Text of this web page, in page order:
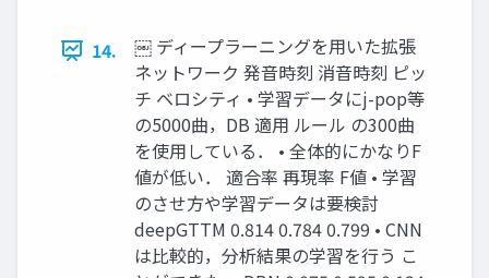
14.
￼ ディープラーニングを用いた拡張
ネットワーク 発音時刻 消音時刻 ピッ
チ ベロシティ • 学習データにj-pop等
の5000曲，DB 適用 ルール の300曲
を使用している． • 全体的にかなりF
値が低い． 適合率 再現率 F値 • 学習
のさせ方や学習データは要検討
deepGTTM 0.814 0.784 0.799 • CNN
は比較的，分析結果の学習を行う こ